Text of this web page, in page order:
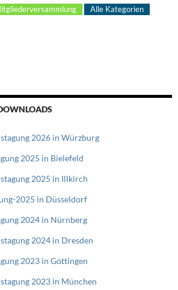
Alle Kategorien
2026 in Würzburg
2025 in Bielefeld
2025 in Illkirch
2025 in Düsseldorf
2024 in Nürnberg
2024 in Dresden
2023 in Göttingen
2023 in München